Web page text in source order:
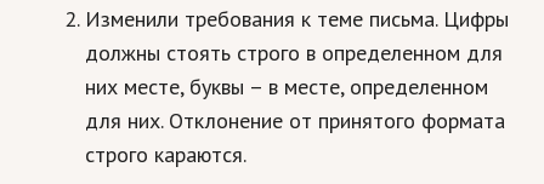
Праздники и подарки
Кинематограф
Изменили требования к теме письма. Цифры
должны стоять строго в определенном для
них месте, буквы – в месте, определенном
для них. Отклонение от принятого формата
строго караются.